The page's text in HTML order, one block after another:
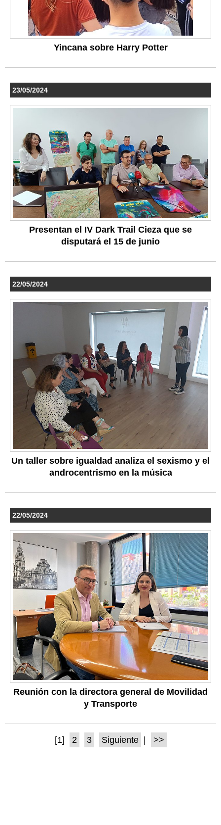
Yincana sobre Harry Potter
23/05/2024
Presentan el IV Dark Trail Cieza que se
disputará el 15 de junio
22/05/2024
Un taller sobre igualdad analiza el sexismo y el
androcentrismo en la música
22/05/2024
Reunión con la directora general de Movilidad
y Transporte
[1] 2 3 Siguiente >>